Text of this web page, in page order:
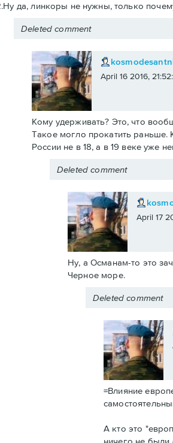
да, линкоры не нужны, только
Deleted comment
April 16 2016,
Кому удерживать? Это, что
Такое могло прокатить раньше.
России не в 18, а в 19 веке уже
Deleted comment
April 17
Ну, а Османам-то это
Черное море.
Deleted comment
=Влияние
А кто это